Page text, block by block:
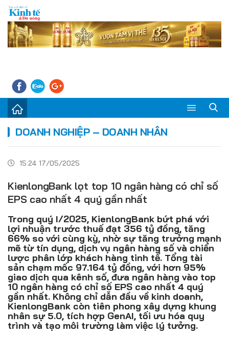
Kinh tế - Tiêu dùng
Đời sống
Thị trường
Đồ uống
Pháp luật
Khoa giáo
Multimedia
DOANH NGHIỆP – DOANH NHÂN
15:24 17/05/2025
KienlongBank lọt top 10 ngân hàng có chỉ số
EPS cao nhất 4 quý gần nhất
Trong quý I/2025, KienlongBank bứt phá với
lợi nhuận trước thuế đạt 356 tỷ đồng, tăng
66% so với cùng kỳ, nhờ sự tăng trưởng mạnh
mẽ từ tín dụng, dịch vụ ngân hàng số và chiến
lược phân lớp khách hàng tinh tế. Tổng tài
sản chạm mốc 97.164 tỷ đồng, với hơn 95%
giao dịch qua kênh số, đưa ngân hàng vào top
10 ngân hàng có chỉ số EPS cao nhất 4 quý
gần nhất. Không chỉ dẫn đầu về kinh doanh,
KienlongBank còn tiên phong xây dựng khung
nhân sự 5.0, tích hợp GenAI, tối ưu hóa quy
trình và tạo môi trường làm việc lý tưởng.